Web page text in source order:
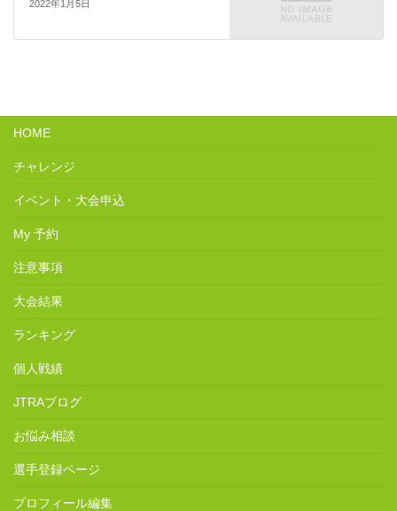
2022年1月5日
HOME
チャレンジ
イベント・大会申込
My 予約
注意事項
大会結果
ランキング
個人戦績
JTRAブログ
お悩み相談
選手登録ページ
プロフィール編集